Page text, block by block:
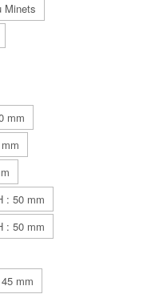
Minets
mm
: 50 mm
: 50 mm
mm